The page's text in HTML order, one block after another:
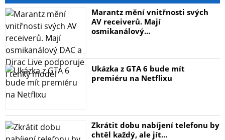
Marantz mění vnitřnosti svých
AV receiverů. Mají
osmikanálový...
Ukázka z GTA 6 bude mít
premiéru na Netflixu
Zkrátit dobu nabíjení telefonu by
chtěl každý, ale jít...